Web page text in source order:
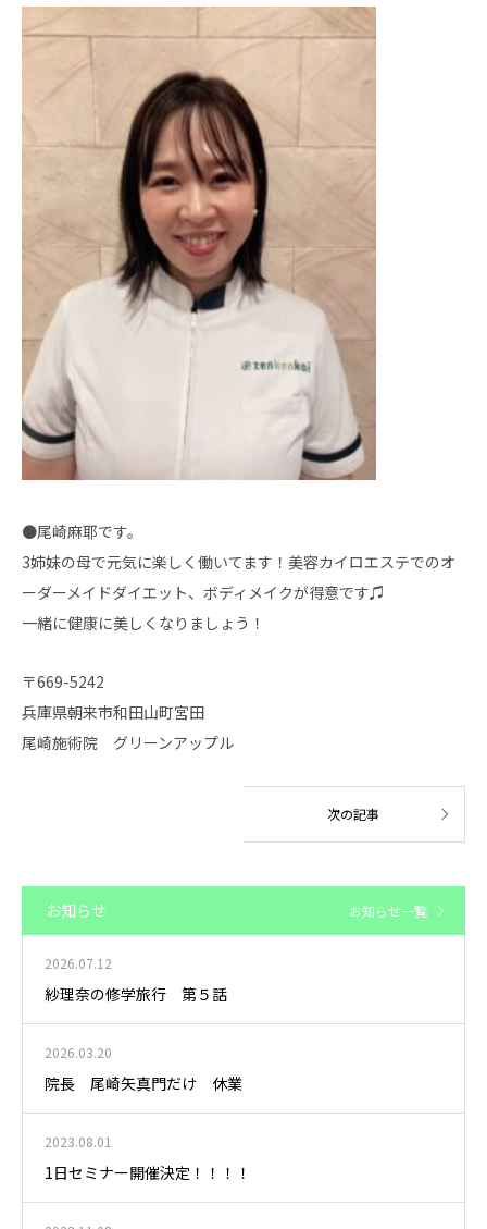
●尾崎麻耶です。
3姉妹の母で元気に楽しく働いてます！美容カイロエステでのオ
ーダーメイドダイエット、ボディメイクが得意です♫
一緒に健康に美しくなりましょう！
〒669-5242
兵庫県朝来市和田山町宮田
尾崎施術院 グリーンアップル
お知らせ お知らせ一覧
2026.07.12
紗理奈の修学旅行 第５話
2026.03.20
院長 尾崎矢真門だけ 休業
2023.08.01
1日セミナー開催決定！！！！